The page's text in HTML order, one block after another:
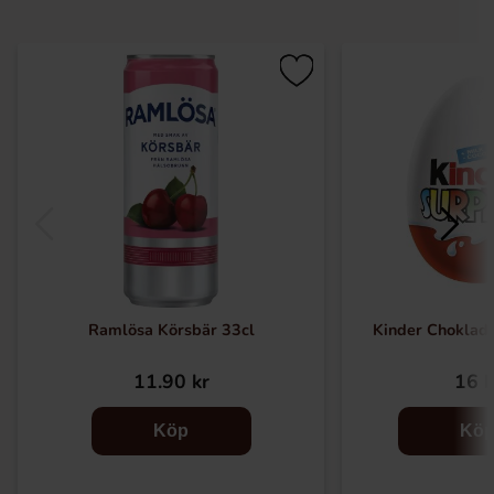
Ramlösa Körsbär 33cl
11.90 kr
Köp
Kinder
16
Köp